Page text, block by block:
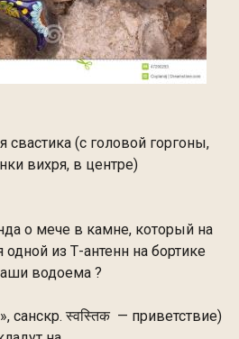
свастика (с головой горгоны,
вихря, в центре)
о мече в камне, который на
из Т-антенн на бортике
водоема ?
санскр. स्वस्तिक — приветствие)